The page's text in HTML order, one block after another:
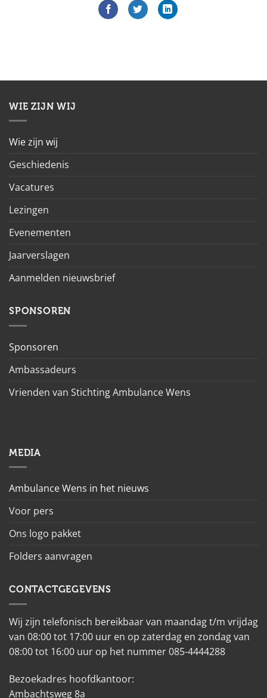
WIE ZIJN WIJ
Wie zijn wij
Geschiedenis
Vacatures
Lezingen
Evenementen
Jaarverslagen
Aanmelden nieuwsbrief
SPONSOREN
Sponsoren
Ambassadeurs
Vrienden van Stichting Ambulance Wens
MEDIA
Ambulance Wens in het nieuws
Voor pers
Ons logo pakket
Folders aanvragen
CONTACTGEGEVENS
Wij zijn telefonisch bereikbaar van maandag t/m vrijdag
van 08:00 tot 17:00 uur en op zaterdag en zondag van
08:00 tot 16:00 uur op het nummer 085-4444288
Bezoekadres hoofdkantoor:
Ambachtsweg 8a